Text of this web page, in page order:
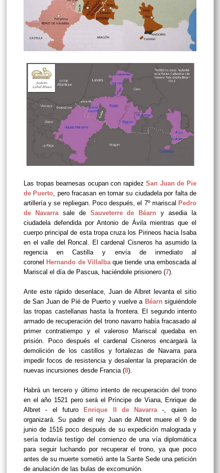
Las tropas bearnesas ocupan con rapidezSan Juan de Pie
de Puerto , pero fracasan en tomar su ciudadela por falta de
artillería y se repliegan. Poco después, el 7º mariscal Pedro
de Navarra
sale de Sauveterre de Béarn
y asedia la
ciudadela defendida por Antonio de Ávila mientras que el
cuerpo principal de esta tropa cruza los Pirineos hacia Isaba
en el valle del Roncal. El cardenal Cisneros ha asumido la
regencia en Castilla y envía de inmediato al
coronel Hernando de Villalba que tiende una emboscada al
Mariscal el día de Pascua, haciéndole prisionero (7).
Ante este rápido desenlace, Juan de Albret levanta el sitio
de San Juan de Pié de Puerto y vuelve a Béarn siguiéndole
las tropas castellanas hasta la frontera. El segundo intento
armado de recuperación del trono navarro había fracasado al
primer contratiempo y el valeroso Mariscal quedaba en
prisión. Poco después el cardenal Cisneros encargará la
demolición de los castillos y fortalezas de Navarra para
impedir focos de resistencia y desalentar la preparación de
nuevas incursiones desde Francia (8).
Habrá un tercero y último intento de recuperación del trono
en el año 1521 pero será el Príncipe de Viana, Enrique de
Albret - el futuro Enrique II de Navarra-, quien lo
organizará. Su padre el rey Juan de Albret muere el 9 de
junio de 1516 poco después de su expedición malograda y
sería todavía testigo del comienzo de una vía diplomática
para seguir luchando por recuperar el trono, ya que poco
antes de su muerte sometió ante la Sante Sede una petición
de anulación de las bulas de excomunión.